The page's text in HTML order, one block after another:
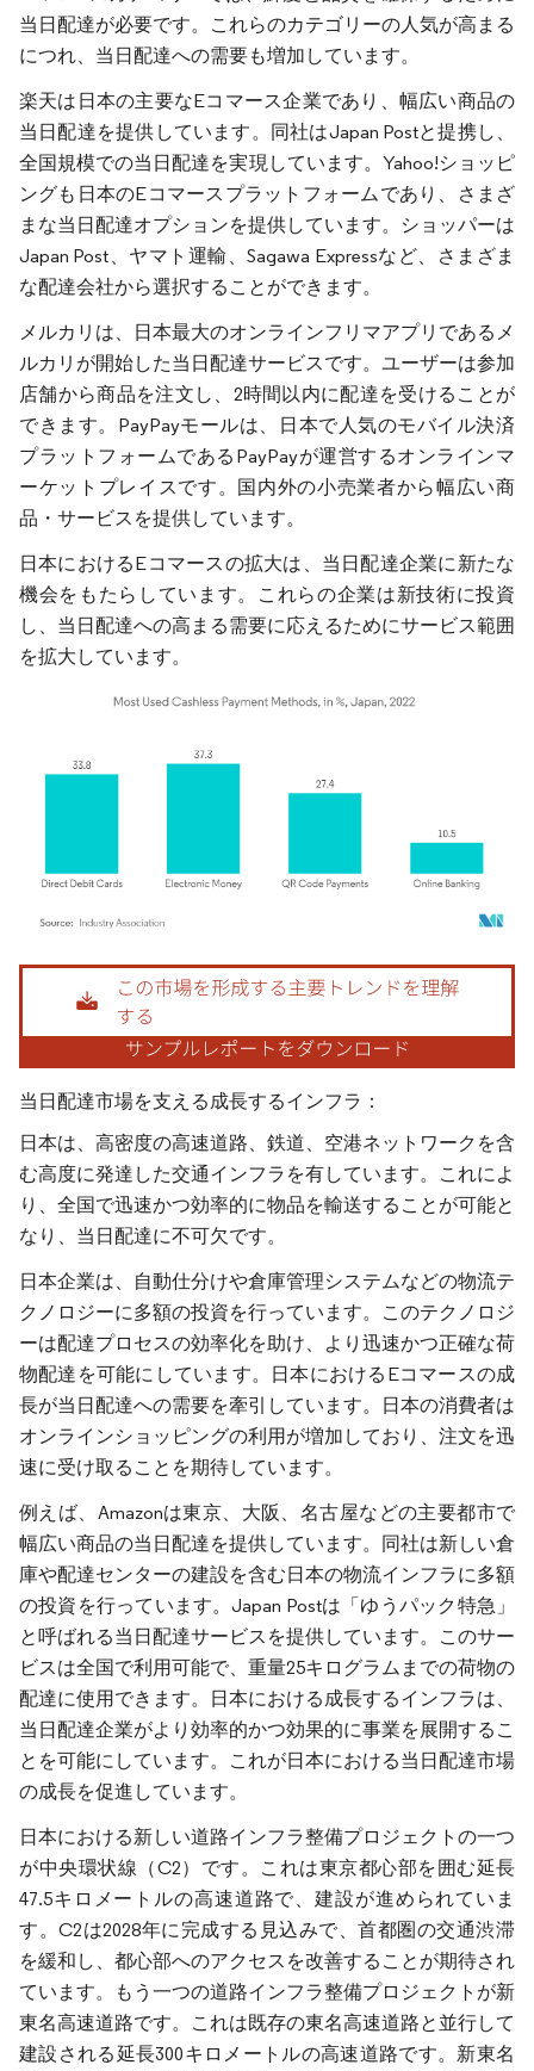
当日配達が必要です。これらのカテゴリーの人気が高まる
につれ、当日配達への需要も増加しています。
楽天は日本の主要なEコマース企業であり、幅広い商品の
当日配達を提供しています。同社はJapan Postと提携し、
全国規模での当日配達を実現しています。Yahoo!ショッピ
ングも日本のEコマースプラットフォームであり、さまざ
まな当日配達オプションを提供しています。ショッパーは
Japan Post、ヤマト運輸、Sagawa Expressなど、さまざま
な配達会社から選択することができます。
メルカリは、日本最大のオンラインフリマアプリであるメ
ルカリが開始した当日配達サービスです。ユーザーは参加
店舗から商品を注文し、2時間以内に配達を受けることが
できます。PayPayモールは、日本で人気のモバイル決済
プラットフォームであるPayPayが運営するオンラインマ
ーケットプレイスです。国内外の小売業者から幅広い商
品・サービスを提供しています。
日本におけるEコマースの拡大は、当日配達企業に新たな
機会をもたらしています。これらの企業は新技術に投資
し、当日配達への高まる需要に応えるためにサービス範囲
を拡大しています。
画像 © Mordor Intelligence。再利用にはCC BY 4.0の表示が必要です。
当日配達市場を支える成長するインフラ：
日本は、高密度の高速道路、鉄道、空港ネットワークを含
む高度に発達した交通インフラを有しています。これによ
り、全国で迅速かつ効率的に物品を輸送することが可能と
なり、当日配達に不可欠です。
日本企業は、自動仕分けや倉庫管理システムなどの物流テ
クノロジーに多額の投資を行っています。このテクノロジ
ーは配達プロセスの効率化を助け、より迅速かつ正確な荷
物配達を可能にしています。日本におけるEコマースの成
長が当日配達への需要を牽引しています。日本の消費者は
オンラインショッピングの利用が増加しており、注文を迅
速に受け取ることを期待しています。
例えば、Amazonは東京、大阪、名古屋などの主要都市で
幅広い商品の当日配達を提供しています。同社は新しい倉
庫や配達センターの建設を含む日本の物流インフラに多額
の投資を行っています。Japan Postは「ゆうパック特急」
と呼ばれる当日配達サービスを提供しています。このサー
ビスは全国で利用可能で、重量25キログラムまでの荷物の
配達に使用できます。日本における成長するインフラは、
当日配達企業がより効率的かつ効果的に事業を展開するこ
とを可能にしています。これが日本における当日配達市場
の成長を促進しています。
日本における新しい道路インフラ整備プロジェクトの一つ
が中央環状線（C2）です。これは東京都心部を囲む延長
47.5キロメートルの高速道路で、建設が進められていま
す。C2は2028年に完成する見込みで、首都圏の交通渋滞
を緩和し、都心部へのアクセスを改善することが期待され
ています。もう一つの道路インフラ整備プロジェクトが新
東名高速道路です。これは既存の東名高速道路と並行して
建設される延長300キロメートルの高速道路です。新東名